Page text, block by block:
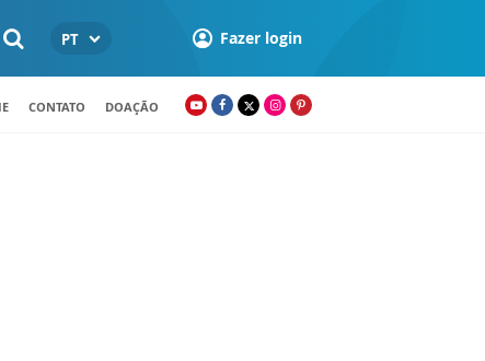
PT Fazer login
CONTATO DOAÇÃO